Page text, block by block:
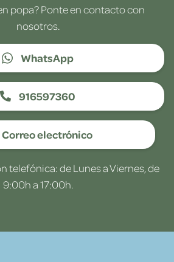
popa? Ponte en contacto con
nosotros.
WhatsApp
916597360
Correo electrónico
telefónica: de Lunes a Viernes, de
9:00h a 17:00h.